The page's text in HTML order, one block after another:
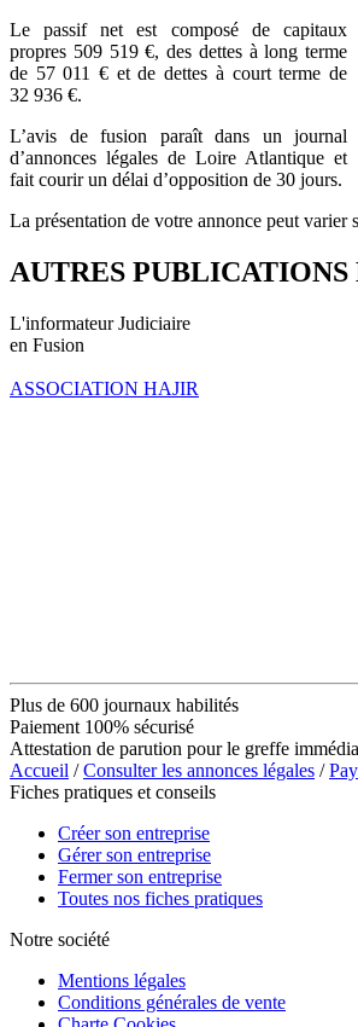
Le passif net est composé de capitaux
propres 509 519 €, des dettes à long terme
de 57 011 € et de dettes à court terme de
32 936 €.
L’avis de fusion paraît dans un journal
d’annonces légales de Loire Atlantique et
fait courir un délai d’opposition de 30 jours.
La présentation de votre annonce peut
AUTRES
L'informateur Judiciaire
en Fusion
ASSOCIATION HAJIR
Plus de 600 journaux habilités
Paiement 100% sécurisé
Attestation de parution pour le greffe
Accueil /Consulter les annonces légales /
Fiches pratiques et conseils
Créer son entreprise
Gérer son entreprise
Fermer son entreprise
Toutes nos fiches pratiques
Notre société
Mentions légales
Conditions générales de vente